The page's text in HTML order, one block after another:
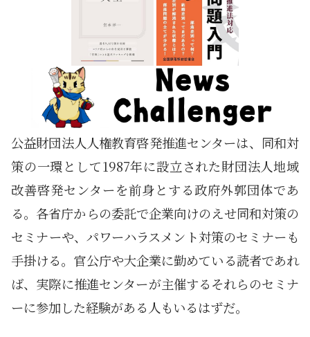
公益財団法人人権教育啓発推進センターは、同和対
策の一環として1987年に設立された財団法人地域
改善啓発センターを前身とする政府外郭団体であ
る。各省庁からの委託で企業向けのえせ同和対策の
セミナーや、パワーハラスメント対策のセミナーも
手掛ける。官公庁や大企業に勤めている読者であれ
ば、実際に推進センターが主催するそれらのセミナ
ーに参加した経験がある人もいるはずだ。